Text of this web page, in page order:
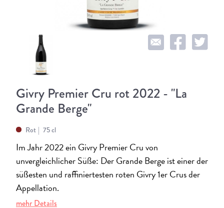
Givry Premier Cru rot 2022 - "La
Grande Berge"
Rot 75 cl
Im Jahr 2022 ein Givry Premier Cru von
unvergleichlicher Süße: Der Grande Berge ist einer der
süßesten und raffiniertesten roten Givry 1er Crus der
Appellation.
mehr Details